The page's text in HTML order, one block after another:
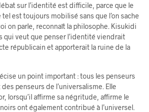
sur l’identité est difficile, parce que le
est toujours mobilisé sans que l’on sache
on parle, reconnaît la philosophe. Kisukidi
qui veut que penser l’identité viendrait
républicain et apporterait la ruine de la
un point important : tous les penseurs
penseurs de l’universalisme. Elle
lorsqu’il affirme sa négritude, affirme le
ont également contribué à l’universel.